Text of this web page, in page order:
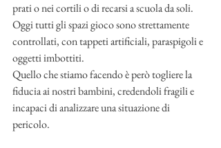
prati o nei cortili o di recarsi a scuola da soli.
Oggi tutti gli spazi gioco sono strettamente
controllati, con tappeti artificiali, paraspigoli e
oggetti imbottiti.
Quello che stiamo facendo è però togliere la
fiducia ai nostri bambini, credendoli fragili e
incapaci di analizzare una situazione di
pericolo.